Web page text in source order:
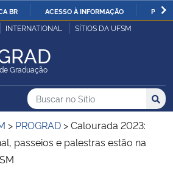
IR
O
BR ACESSO À INFORMAÇÃO
Pública
INTERNATIONAL SÍTIOS DA UFSM
Graduação
do Sítio
Busca
Buscar no no Sítio
Busca:
> PROGRAD >Calourada 2023:
passeios e palestras estão na